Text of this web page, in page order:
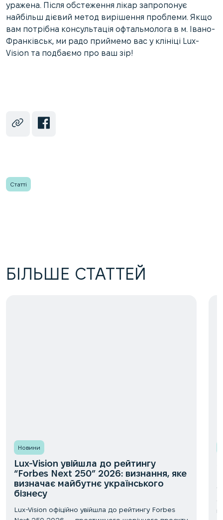
уражена. Після обстеження лікар запропонує
найбільш дієвий метод вирішення проблеми. Якщо
вам потрібна консультація офтальмолога в м. Івано-
Франківськ, ми радо приймемо вас у клініці Lux-
Vision та подбаємо про ваш зір!
Статті
БІЛЬШЕ СТАТТЕЙ
Новини
Lux-Vision увійшла до рейтингу
“Forbes Next 250” 2026: визнання, яке
визначає майбутнє українського
бізнесу
Lux-Vision офіційно увійшла до рейтингу Forbes
У